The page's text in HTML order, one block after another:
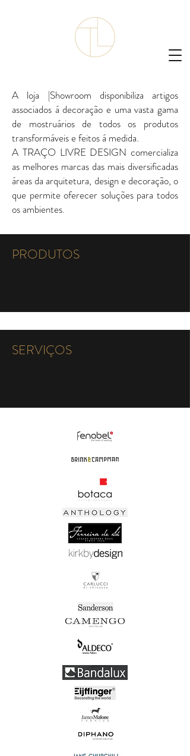
A loja |Showroom disponibiliza artigos
associados á decoração e uma vasta gama
de mostruários de todos os produtos
transformáveis e feitos á medida.
A TRAÇO LIVRE DESIGN comercializa
as melhores marcas das mais diversificadas
áreas da arquitetura, design e decoração, o
que permite oferecer soluções para todos
os ambientes.
PRODUTOS
SERVIÇOS